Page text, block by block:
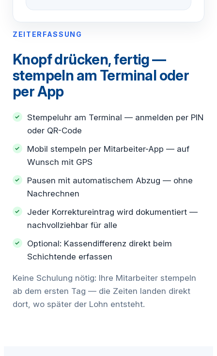
ZEITERFASSUNG
Knopf drücken, fertig —
stempeln am Terminal oder
per App
Stempeluhr am Terminal — anmelden per PIN
oder QR-Code
Mobil stempeln per Mitarbeiter-App — auf
Wunsch mit GPS
Pausen mit automatischem Abzug — ohne
Nachrechnen
Jeder Korrektureintrag wird dokumentiert —
nachvollziehbar für alle
Optional: Kassendifferenz direkt beim
Schichtende erfassen
Keine Schulung nötig: Ihre Mitarbeiter stempeln
ab dem ersten Tag — die Zeiten landen direkt
dort, wo später der Lohn entsteht.